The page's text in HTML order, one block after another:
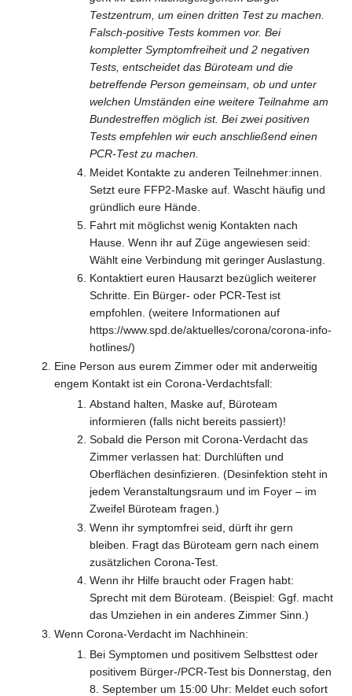
Testzentrum, um einen dritten Test zu machen.
Falsch-positive Tests kommen vor. Bei
kompletter Symptomfreiheit und 2 negativen
Tests, entscheidet das Büroteam und die
betreffende Person gemeinsam, ob und unter
welchen Umständen eine weitere Teilnahme am
Bundestreffen möglich ist. Bei zwei positiven
Tests empfehlen wir euch anschließend einen
PCR-Test zu machen.
Meidet Kontakte zu anderen Teilnehmer:innen.
Setzt eure FFP2-Maske auf. Wascht häufig und
gründlich eure Hände.
Fahrt mit möglichst wenig Kontakten nach
Hause. Wenn ihr auf Züge angewiesen seid:
Wählt eine Verbindung mit geringer Auslastung.
Kontaktiert euren Hausarzt bezüglich weiterer
Schritte. Ein Bürger- oder PCR-Test ist
empfohlen. (weitere Informationen auf
https://www.spd.de/aktuelles/corona/corona-info-
hotlines/)
Eine Person aus eurem Zimmer oder mit anderweitig
engem Kontakt ist ein Corona-Verdachtsfall:
Abstand halten, Maske auf, Büroteam
informieren (falls nicht bereits passiert)!
Sobald die Person mit Corona-Verdacht das
Zimmer verlassen hat: Durchlüften und
Oberflächen desinfizieren. (Desinfektion steht in
jedem Veranstaltungsraum und im Foyer – im
Zweifel Büroteam fragen.)
Wenn ihr symptomfrei seid, dürft ihr gern
bleiben. Fragt das Büroteam gern nach einem
zusätzlichen Corona-Test.
Wenn ihr Hilfe braucht oder Fragen habt:
Sprecht mit dem Büroteam. (Beispiel: Ggf. macht
das Umziehen in ein anderes Zimmer Sinn.)
Wenn Corona-Verdacht im Nachhinein:
Bei Symptomen und positivem Selbsttest oder
positivem Bürger-/PCR-Test bis Donnerstag, den
8. September um 15:00 Uhr: Meldet euch sofort